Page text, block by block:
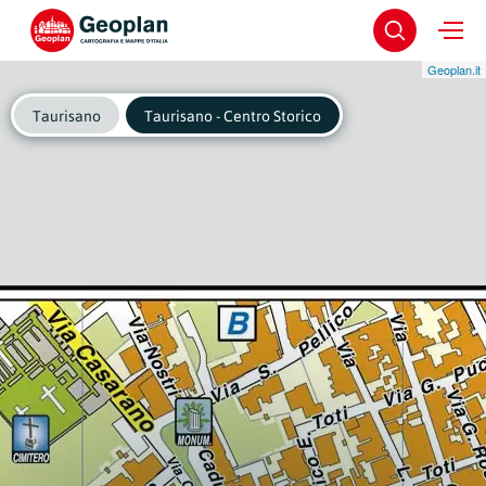
Geoplan.it
Taurisano Taurisano - Centro Storico